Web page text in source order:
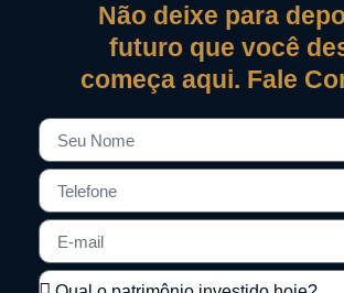
Não deixe para
futuro que você
começa aqui. Fale